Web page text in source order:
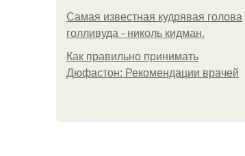
Самая известная кудрявая голова
голливуда - николь кидман.
Как правильно принимать
Дюфастон: Рекомендации врачей